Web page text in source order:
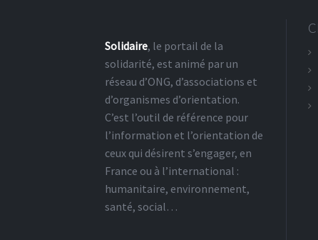
Solidaire, le portail de la
solidarité, est animé par un
réseau d’ONG, d’associations et
d’organismes d’orientation.
C’est l’outil de référence pour
l’information et l’orientation de
ceux qui désirent s’engager, en
France ou à l’international :
humanitaire, environnement,
santé, social…